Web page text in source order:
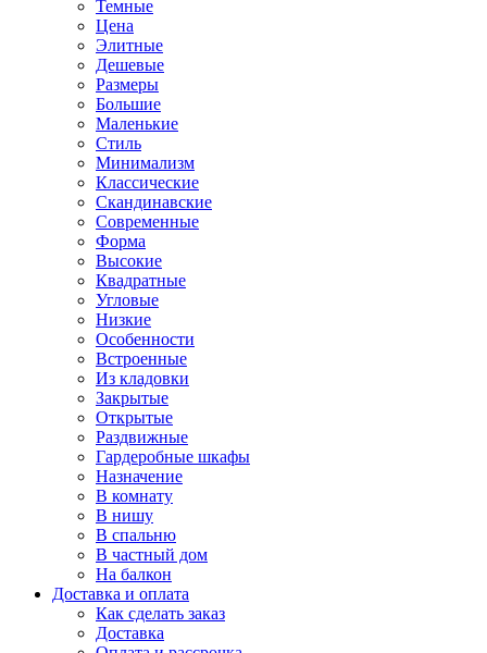
Темные
Цена
Элитные
Дешевые
Размеры
Большие
Маленькие
Стиль
Минимализм
Классические
Скандинавские
Современные
Форма
Высокие
Квадратные
Угловые
Низкие
Особенности
Встроенные
Из кладовки
Закрытые
Открытые
Раздвижные
Гардеробные шкафы
Назначение
В комнату
В нишу
В спальню
В частный дом
На балкон
Доставка и оплата
Как сделать заказ
Доставка